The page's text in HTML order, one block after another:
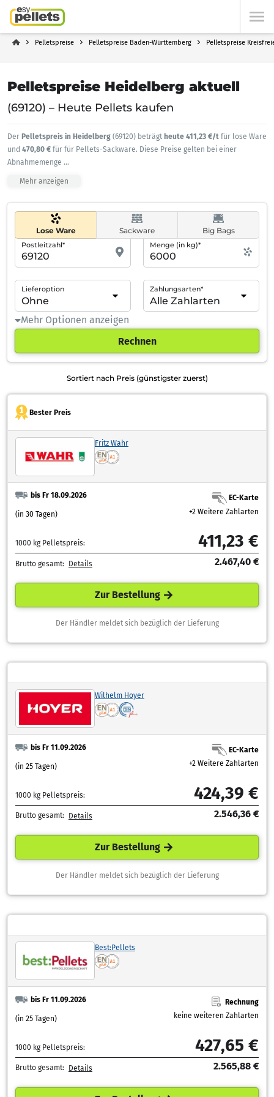
Pelletspreise Pelletspreise Baden-Württemberg Pelletspreise
Pelletspreise Heidelberg aktuell
(69120) – Heute Pellets kaufen
Der Pelletspreis in Heidelberg (69120) beträgt heute 411,23 €/t für lose Ware
und 470,80 € für für Pellets-Sackware. Diese Preise gelten bei einer
Abnahmemenge ...
Mehr anzeigen
Lose Ware Sackware Big Bags
Postleitzahl* Menge (in kg)*
Lieferoption Zahlungsarten*
Mehr Optionen anzeigen
Rechnen
Sortiert nach Preis (günstigster zuerst)
Bester Preis
Fritz Wahr
bis Fr 18.09.2026
(in 30 Tagen)
EC-Karte
+2 Weitere Zahlarten
1000 kg Pelletspreis: 411,23 €
Brutto gesamt: Details 2.467,40 €
Zur Bestellung
Der Händler meldet sich bezüglich der Lieferung
Wilhelm Hoyer
bis Fr 11.09.2026
(in 25 Tagen)
EC-Karte
+2 Weitere Zahlarten
1000 kg Pelletspreis: 424,39 €
Brutto gesamt: Details 2.546,36 €
Zur Bestellung
Der Händler meldet sich bezüglich der Lieferung
Best:Pellets
bis Fr 11.09.2026
(in 25 Tagen)
Rechnung
keine weiteren Zahlarten
1000 kg Pelletspreis: 427,65 €
Brutto gesamt: Details 2.565,88 €